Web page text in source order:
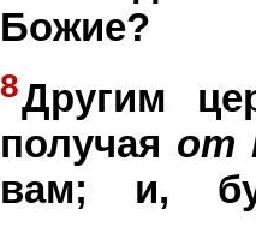
Божие?
8Другим
получая от
вам; и,